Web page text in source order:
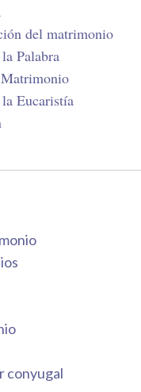
del matrimonio
Palabra
Eucaristía
conyugal